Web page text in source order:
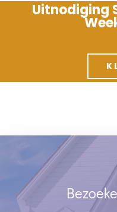
Uitnodiging